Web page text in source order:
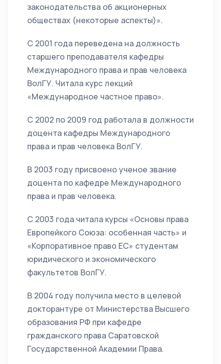
законодательства об акционерных
обществах (некоторые аспекты)».
С 2001 года переведена на должность
старшего преподавателя кафедры
Международного права и прав человека
ВолГУ. Читала курс лекций
«Международное частное право».
С 2002 по 2009 год работала в должности
доцента кафедры Международного
права и прав человека ВолГУ.
В 2003 году присвоено ученое звание
доцента по кафедре Международного
права и прав человека.
С 2003 года читала курсы «Основы права
Европейкого Союза: особенная часть» и
«Корпоративное право ЕС» студентам
юридического и экономического
факультетов ВолГУ.
В 2004 году получила место в целевой
докторантуре от Министерства Высшего
образования РФ при кафедре
гражданского права Саратовской
Государственной Академии Права.